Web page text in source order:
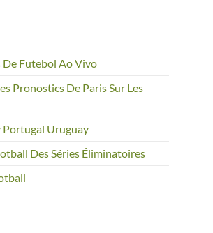
Futebol Ao Vivo
Pronostics De Paris Sur Les
Portugal Uruguay
Des Séries Éliminatoires